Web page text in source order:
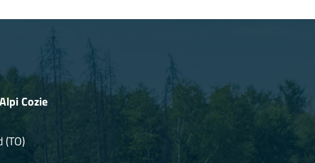
Cozie